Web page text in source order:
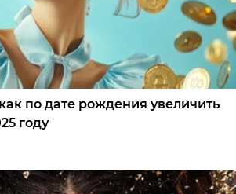
по дате рождения увеличить
году